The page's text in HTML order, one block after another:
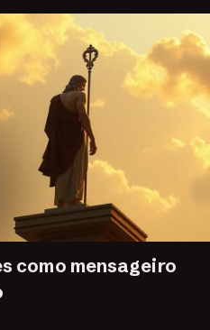
como mensageiro